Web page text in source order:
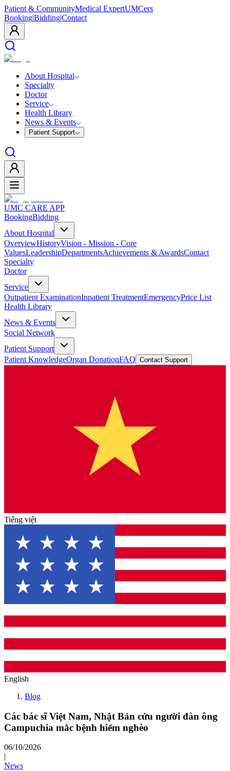
Patient & CommunityMedical ExpertUMCers
Booking|Bidding|Contact
About Hospital
Specialty
Doctor
Service
Health Library
News & Events
Patient Support
UMC CARE APP
BookingBidding
About Hospital
OverviewHistoryVision - Mission - Core
ValuesLeadershipDepartmentsAchievements & AwardsContact
Specialty
Doctor
Service
Outpatient ExaminationInpatient TreatmentEmergencyPrice List
Health Library
News & Events
Social Network
Patient Support
Patient KnowledgeOrgan DonationFAQ Contact Support
Tiếng việt
English
Blog
Các bác sĩ Việt Nam, Nhật Bản cứu người đàn ông
Campuchia mắc bệnh hiểm nghèo
06/10/2026
|
News